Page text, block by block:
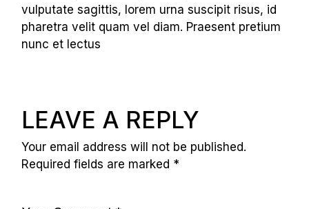
vulputate sagittis, lorem urna suscipit risus, id
pharetra velit quam vel diam. Praesent pretium
nunc et lectus
LEAVE A REPLY
Your email address will not be published.
Required fields are marked *